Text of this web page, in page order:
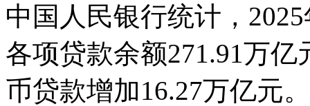
中国人民银行统计，
各项贷款余额271.91万
币贷款增加16.27万亿元。